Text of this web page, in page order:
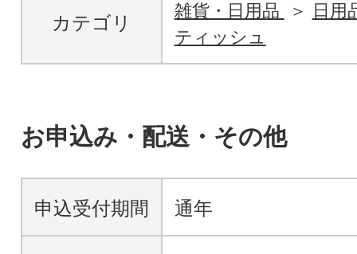
カテゴリ
雑貨・日用品
日用
ティッシュ
お申込み・配送・その他
申込受付期間 通年